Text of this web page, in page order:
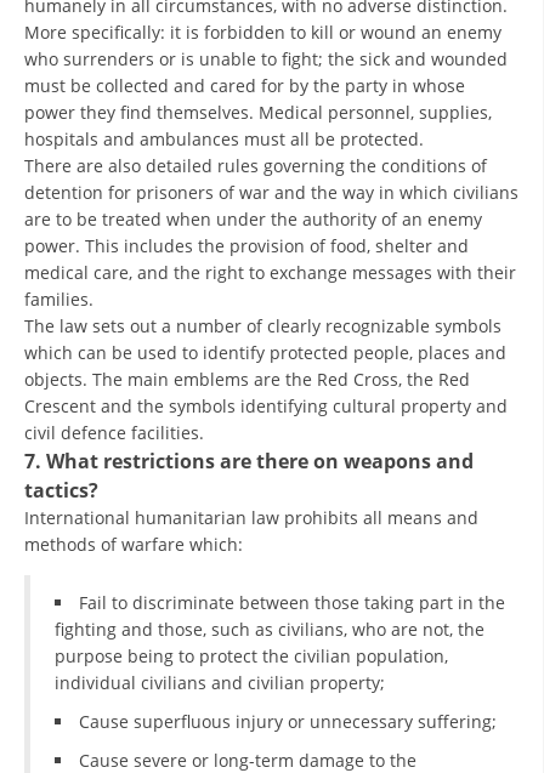
humanely in all circumstances, with no adverse distinction.
More specifically: it is forbidden to kill or wound an enemy
who surrenders or is unable to fight; the sick and wounded
must be collected and cared for by the party in whose
power they find themselves. Medical personnel, supplies,
hospitals and ambulances must all be protected.
There are also detailed rules governing the conditions of
detention for prisoners of war and the way in which civilians
are to be treated when under the authority of an enemy
power. This includes the provision of food, shelter and
medical care, and the right to exchange messages with their
families.
The law sets out a number of clearly recognizable symbols
which can be used to identify protected people, places and
objects. The main emblems are the Red Cross, the Red
Crescent and the symbols identifying cultural property and
civil defence facilities.
7. What restrictions are there on weapons and
tactics?
International humanitarian law prohibits all means and
methods of warfare which:
Fail to discriminate between those taking part in the
fighting and those, such as civilians, who are not, the
purpose being to protect the civilian population,
individual civilians and civilian property;
Cause superfluous injury or unnecessary suffering;
Cause severe or long-term damage to the